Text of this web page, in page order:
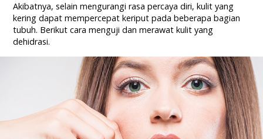
Akibatnya, selain mengurangi rasa percaya diri, kulit yang
kering dapat mempercepat keriput pada beberapa bagian
tubuh. Berikut cara menguji dan merawat kulit yang
dehidrasi.